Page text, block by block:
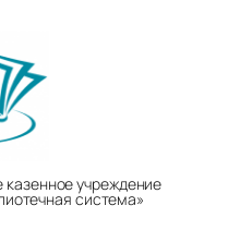
учреждение
система»